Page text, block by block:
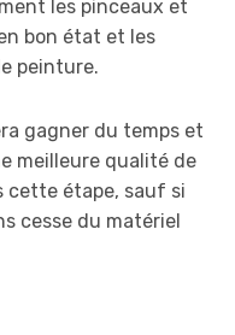
les pinceaux et
bon état et les
peinture.
gagner du temps et
meilleure qualité de
cette étape, sauf si
cesse du matériel